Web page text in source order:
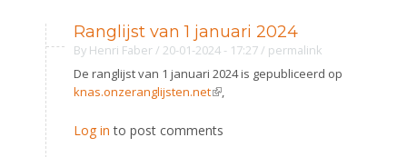
Bondsbureau
Contact
Medewerkers
Samenwerking
Wedstrijdkalender
KNAS Keurmerk
NK's
JPT
Internationale aanmeldingen
Leraar
Voor scheidsrechters
Nieuws
Ranglijst van 1 januari 2024
By Henri Faber/ 20-01-2024 - 17:27/ permalink
De ranglijst van 1 januari 2024 is gepubliceerd op
knas.onzeranglijsten.net(link is external)
,
Log in to post comments